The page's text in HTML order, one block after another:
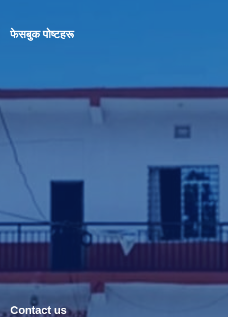
फेसबुक पाेष्टहरू
Contact us